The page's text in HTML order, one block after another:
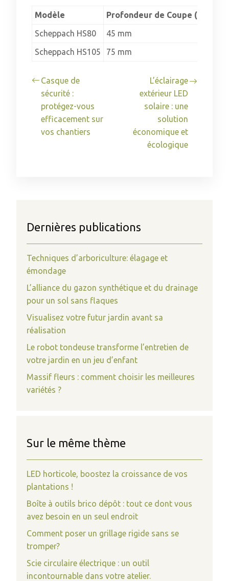
Modèle Profondeur de Coupe (90°)
Scheppach HS80
45 mm
Scheppach HS105
75 mm
Casque de
sécurité :
protégez-vous
efficacement sur
vos chantiers
L’éclairage
extérieur LED
solaire : une
solution
économique et
écologique
Dernières publications
Techniques d’arboriculture: élagage et
émondage
L’alliance du gazon synthétique et du drainage
pour un sol sans flaques
Visualisez votre futur jardin avant sa
réalisation
Le robot tondeuse transforme l’entretien de
votre jardin en un jeu d’enfant
Massif fleurs : comment choisir les meilleures
variétés ?
Sur le même thème
LED horticole, boostez la croissance de vos
plantations !
Boîte à outils brico dépôt : tout ce dont vous
avez besoin en un seul endroit
Comment poser un grillage rigide sans se
tromper?
Scie circulaire électrique : un outil
incontournable dans votre atelier.